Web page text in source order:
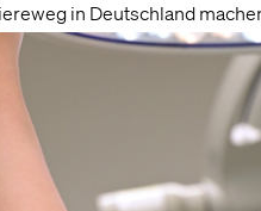
in Deutschland